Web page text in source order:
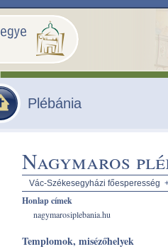
Plébánia
Nagymaros
Vác-Székesegyházi főesperesség
Honlap címek
nagymarosiplebania.hu
Templomok, misézőhelyek